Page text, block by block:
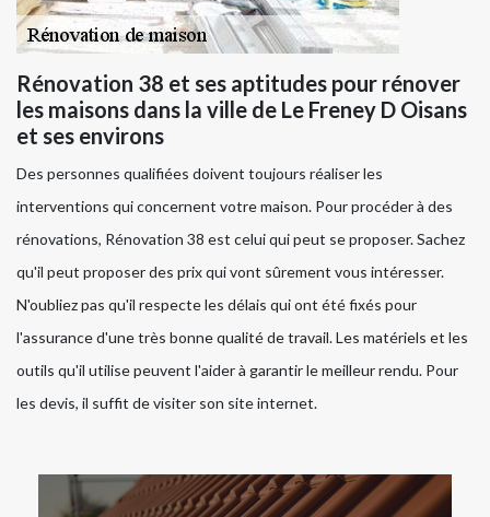
Rénovation 38 et ses aptitudes pour rénover
les maisons dans la ville de Le Freney D Oisans
et ses environs
Des personnes qualifiées doivent toujours réaliser les
interventions qui concernent votre maison. Pour procéder à des
rénovations, Rénovation 38 est celui qui peut se proposer. Sachez
qu'il peut proposer des prix qui vont sûrement vous intéresser.
N'oubliez pas qu'il respecte les délais qui ont été fixés pour
l'assurance d'une très bonne qualité de travail. Les matériels et les
outils qu'il utilise peuvent l'aider à garantir le meilleur rendu. Pour
les devis, il suffit de visiter son site internet.